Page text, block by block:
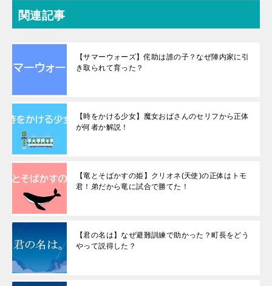
関連記事
【サマーウォーズ】侘助は誰の子？なぜ陣内家に引
き取られて育った？
【時をかける少女】魔女おばさんのセリフから正体
が何者か解説！
【竜とそばかすの姫】クリオネ(天使)の正体はトモ
君！弟だから竜に試合で勝てた！
【君の名は】なぜ避難訓練で助かった？町長をどう
やって説得した？